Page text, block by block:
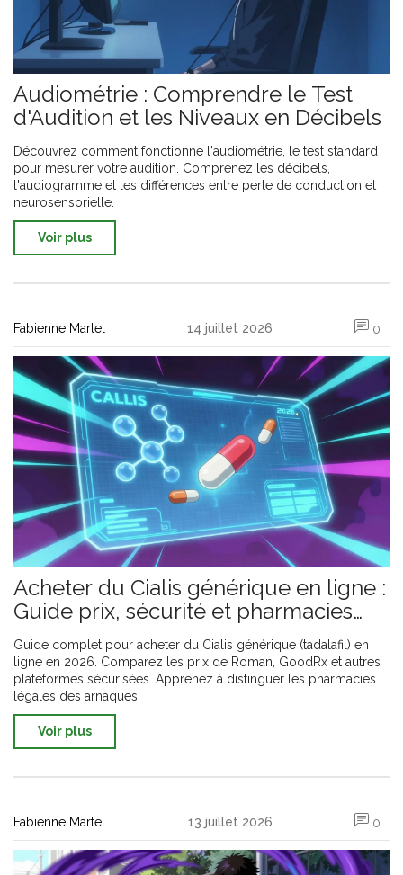
Audiométrie : Comprendre le Test
d'Audition et les Niveaux en Décibels
Découvrez comment fonctionne l'audiométrie, le test standard
pour mesurer votre audition. Comprenez les décibels,
l'audiogramme et les différences entre perte de conduction et
neurosensorielle.
Voir plus
Fabienne Martel 14 juillet 2026 0
Acheter du Cialis générique en ligne :
Guide prix, sécurité et pharmacies
fiables en 2026
Guide complet pour acheter du Cialis générique (tadalafil) en
ligne en 2026. Comparez les prix de Roman, GoodRx et autres
plateformes sécurisées. Apprenez à distinguer les pharmacies
légales des arnaques.
Voir plus
Fabienne Martel 13 juillet 2026 0